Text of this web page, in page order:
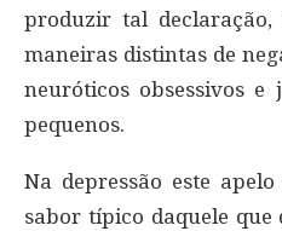
produzir tal
maneiras distintas de
neuróticos obsessivos e
pequenos.
Na depressão este
sabor típico daquele